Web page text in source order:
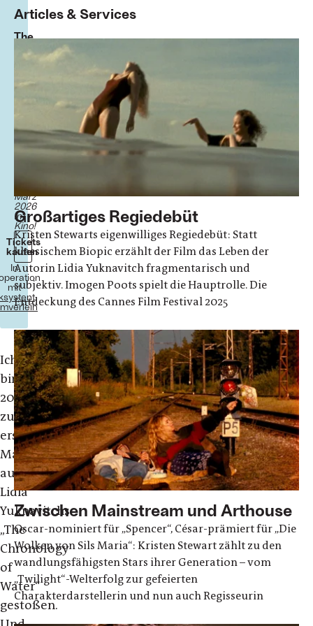
The
Chronology
Stewart
Biopic
USA/Frankreich/Lettland
2025
128
5.
März
2026
im
Kino!
Tickets
kaufen
In
mit
Ich
bin
2017
zum
ersten
Mal
auf
Lidia
Yuknavitchs
„The
Chronology
of
Water“
gestoßen.
Articles & Services
Großartiges Regiedebüt
Kristen Stewarts eigenwilliges Regiedebüt: Statt
klassischem Biopic erzählt der Film das Leben der
Autorin Lidia Yuknavitch fragmentarisch und
subjektiv. Imogen Poots spielt die Hauptrolle. Die
Entdeckung des Cannes Film Festival 2025
Zwischen Mainstream und Arthouse
Oscar-nominiert für „Spencer“, César-prämiert für „Die
Wolken von Sils Maria“: Kristen Stewart zählt zu den
wandlungsfähigsten Stars ihrer Generation – vom
„Twilight“-Welterfolg zur gefeierten
Charakterdarstellerin und nun auch Regisseurin